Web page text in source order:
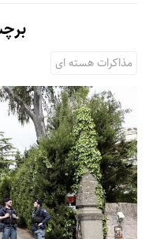
مذاکرات هسته ای